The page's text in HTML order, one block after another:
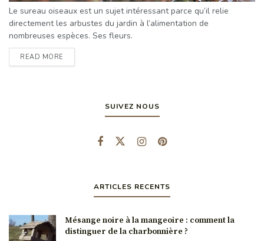
Le sureau oiseaux est un sujet intéressant parce qu’il relie
directement les arbustes du jardin à l’alimentation de
nombreuses espèces. Ses fleurs.
READ MORE
SUIVEZ NOUS
ARTICLES RECENTS
Mésange noire à la mangeoire : comment la
distinguer de la charbonnière ?